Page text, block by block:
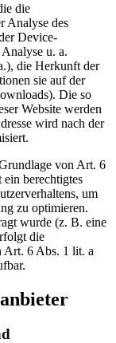
die
Analyse des
Device-
u. a.
die Herkunft der
sie auf der
Die so
Website werden
wird nach der
von Art. 6
berechtigtes
um
zu optimieren.
wurde (z. B. eine
die
Art. 6 Abs. 1 lit. a